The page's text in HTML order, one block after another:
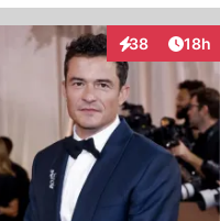
38
Interaktionen
18h